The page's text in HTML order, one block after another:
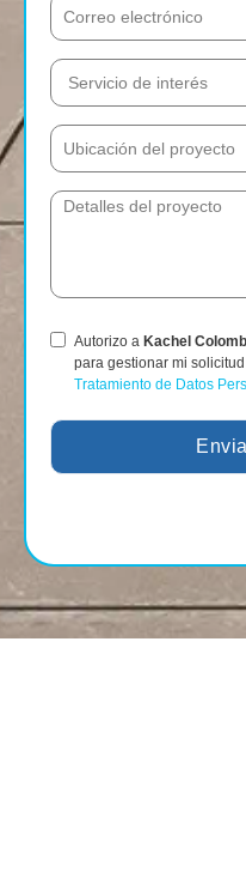
Autorizo a Kachel
para gestionar mi
Tratamiento de Datos